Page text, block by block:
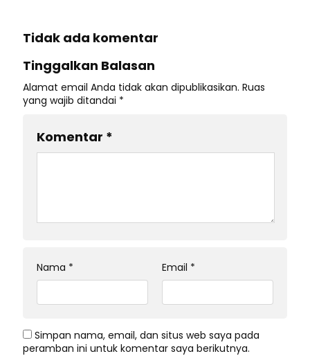
Tidak ada komentar
Tinggalkan Balasan
Alamat email Anda tidak akan dipublikasikan. Ruas
yang wajib ditandai *
Komentar *
Nama * Email *
Simpan nama, email, dan situs web saya pada
peramban ini untuk komentar saya berikutnya.